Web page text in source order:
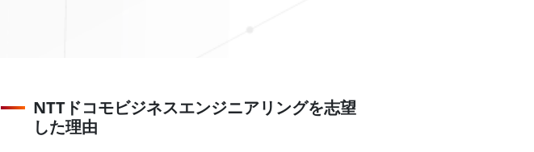
NTTドコモビジネスエンジニアリングを志望
した理由